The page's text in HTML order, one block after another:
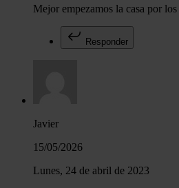
Mejor empezamos la casa por
Responder
Javier
15/05/2026
Lunes, 24 de abril de 2023